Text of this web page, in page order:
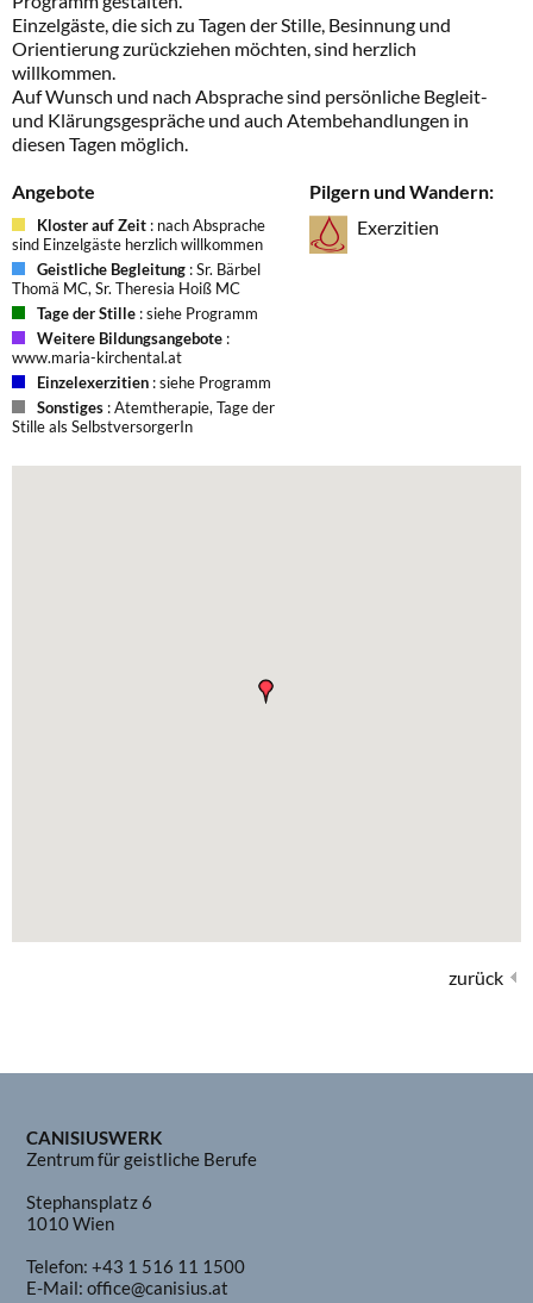
Einzelgäste, die sich zu Tagen der Stille, Besinnung und
Orientierung zurückziehen möchten, sind herzlich
willkommen.
Auf Wunsch und nach Absprache sind persönliche Begleit-
und Klärungsgespräche und auch Atembehandlungen in
diesen Tagen möglich.
Angebote
Kloster auf Zeit : nach Absprache
sind Einzelgäste herzlich willkommen
Geistliche Begleitung : Sr. Bärbel
Thomä MC, Sr. Theresia Hoiß MC
Tage der Stille : siehe Programm
Weitere Bildungsangebote :
www.maria-kirchental.at
Einzelexerzitien : siehe Programm
Sonstiges : Atemtherapie, Tage der
Stille als SelbstversorgerIn
Pilgern und Wandern:
Exerzitien
zurück
CANISIUSWERK
Zentrum für geistliche Berufe
Stephansplatz 6
1010 Wien
Telefon:+43 1 516 11 1500
E-Mail:office@canisius.at